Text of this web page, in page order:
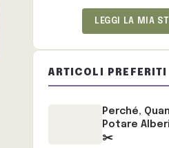
LEGGI LA MIA
ARTICOLI PREFERITI
Perché,
Potare
✂️